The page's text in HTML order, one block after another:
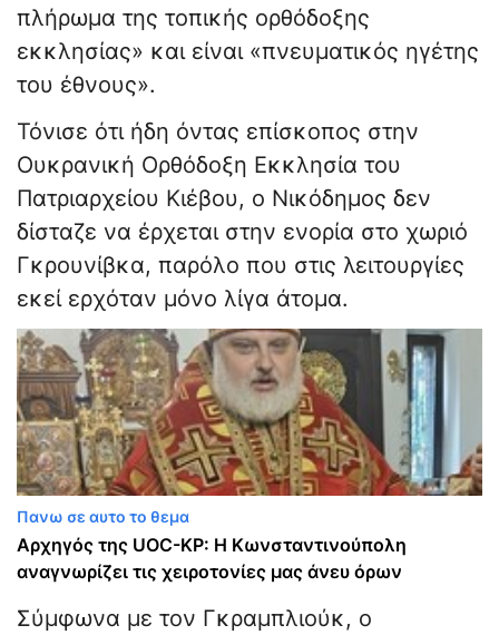
πλήρωμα της τοπικής ορθόδοξης
εκκλησίας» και είναι «πνευματικός ηγέτης
του έθνους».
Τόνισε ότι ήδη όντας επίσκοπος στην
Ουκρανική Ορθόδοξη Εκκλησία του
Πατριαρχείου Κιέβου, ο Νικόδημος δεν
δίσταζε να έρχεται στην ενορία στο χωριό
Γκρουνίβκα, παρόλο που στις λειτουργίες
εκεί ερχόταν μόνο λίγα άτομα.
Πανω σε αυτο το θεμα
Αρχηγός της UOC-KP: Η Κωνσταντινούπολη
αναγνωρίζει τις χειροτονίες μας άνευ όρων
Σύμφωνα με τον Γκραμπλιούκ, ο